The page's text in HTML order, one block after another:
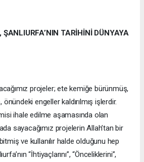
TARİHİNİ DÜNYAYA
projeler; ete kemiğe bürünmüş,
engeller kaldırılmış işlerdir.
ihale edilme aşamasında olan
sayacağımız projelerin Allah’tan bir
ve kullanılır halde olduğunu hep
“İhtiyaçlarını”, “Önceliklerini”,